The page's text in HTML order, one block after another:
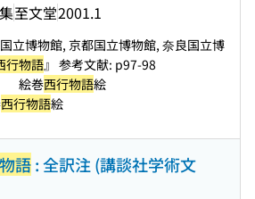
至文堂2001.1
立博物館, 京都国立博物館, 奈良国立博
行物語』 参考文献: p97-98
絵巻西行物語絵
西行物語絵
語: 全訳注 (講談社学術文